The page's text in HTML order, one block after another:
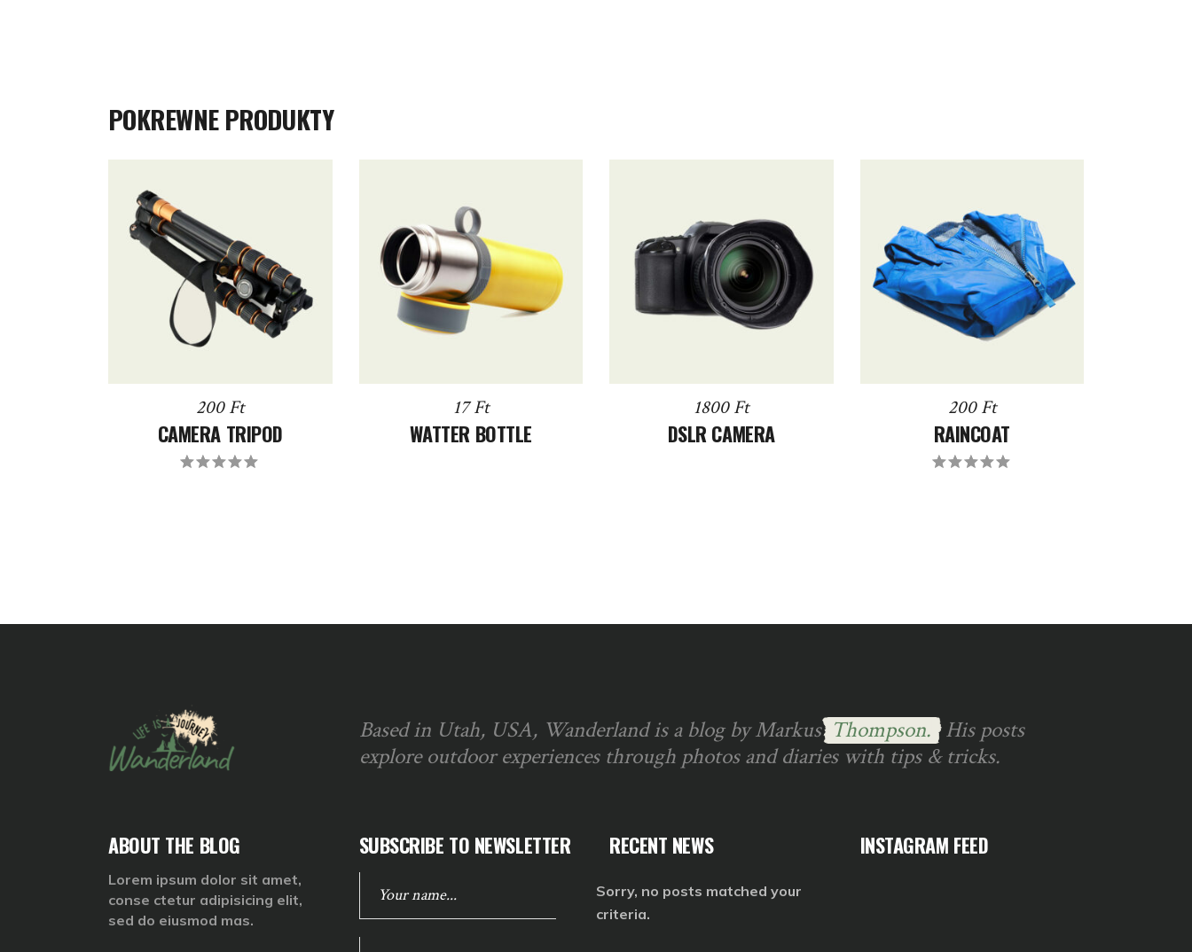
POKREWNE PRODUKTY
DODAJ DO KOSZYKA
200Ft
CAMERA TRIPOD
DODAJ DO KOSZYKA
17Ft
WATTER BOTTLE
DODAJ DO KOSZYKA
1800Ft
DSLR CAMERA
DODAJ DO KOSZYKA
200Ft
RAINCOAT
Based in Utah, USA, Wanderland is a blog by Markus Thompson. His posts
explore outdoor experiences through photos and diaries with tips & tricks.
ABOUT THE BLOG
Lorem ipsum dolor sit amet,
conse ctetur adipisicing elit,
sed do eiusmod mas.
SUBSCRIBE TO NEWSLETTER RECENT NEWS
Sorry, no posts matched your
criteria.
INSTAGRAM FEED